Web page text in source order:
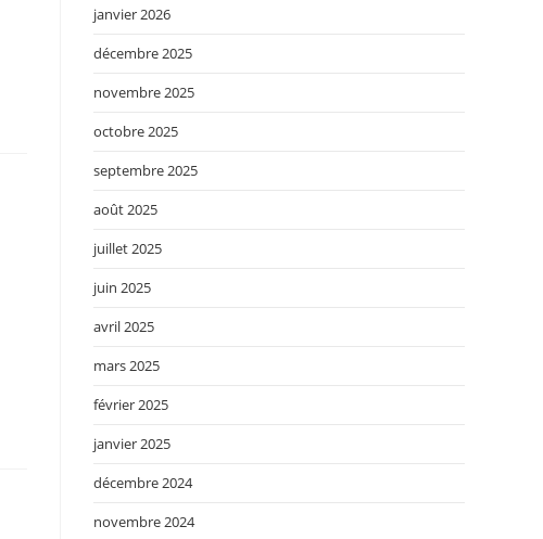
janvier 2026
décembre 2025
novembre 2025
octobre 2025
septembre 2025
août 2025
juillet 2025
juin 2025
avril 2025
mars 2025
février 2025
janvier 2025
décembre 2024
novembre 2024